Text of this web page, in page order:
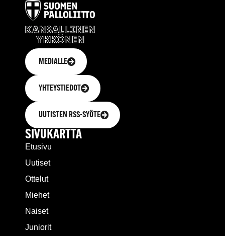
MEDIALLE
YHTEYSTIEDOT
UUTISTEN RSS-SYÖTE
SIVUKARTTA
Etusivu
Uutiset
Ottelut
Miehet
Naiset
Juniorit